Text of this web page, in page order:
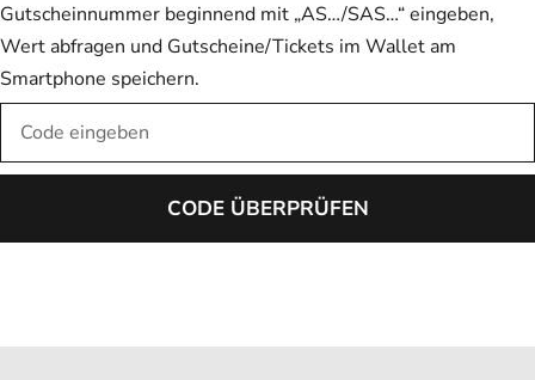
Gutscheinnummer beginnend mit „AS…/SAS…“ eingeben,
Wert abfragen und Gutscheine/Tickets im Wallet am
Smartphone speichern.